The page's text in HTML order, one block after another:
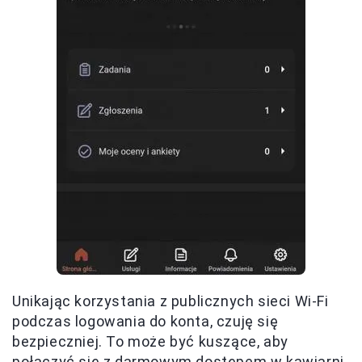
Unikając korzystania z publicznych sieci Wi-Fi
podczas logowania do konta, czuję się
bezpieczniej. To może być kuszące, aby